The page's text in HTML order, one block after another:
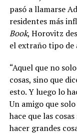
pasó a llamarse
residentes más
Book, Horovitz
el extraño tipo de
“Aquel que no
cosas, sino que
esto. Y luego lo
Un amigo que
hace que las
hacer grandes